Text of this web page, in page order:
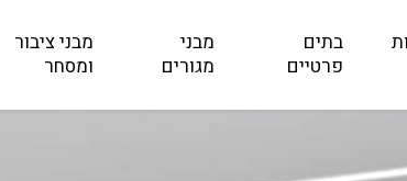
בתים
פרטיים
מבני
מגורים
מבני ציבור
ומסחר